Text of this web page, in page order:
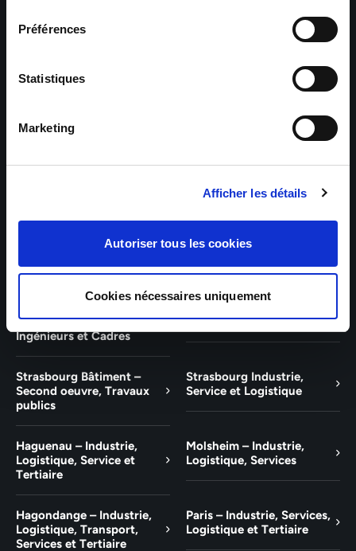
Préférences
Statistiques
Marketing
Afficher les détails
Autoriser tous les cookies
Cookies nécessaires uniquement
Maxiplan
Mulhouse – Industrie,
Logistique, Transport et
Bâtiment et Tertiaire
Logistique, Bâtiment et
Guebwiller – Industrie,
Experts Paris – Tertiaire,
Cadres
Experts Strasbourg –
Illkirch-Graffenstaden
Experts Saint-Louis –
Tertiaire, Techniciens,
Ingénieurs et Cadres
Tertiaire, Techniciens,
Ingénieurs et Cadres
Saint-Louis – Industrie,
Logistique, Service
Strasbourg Bâtiment –
Second oeuvre, Travaux
publics
Strasbourg Industrie,
Service et Logistique
Haguenau – Industrie,
Logistique, Service et
Tertiaire
Molsheim – Industrie,
Logistique, Services
Hagondange – Industrie,
Logistique, Transport,
Services et Tertiaire
Paris – Industrie, Services,
Logistique et Tertiaire